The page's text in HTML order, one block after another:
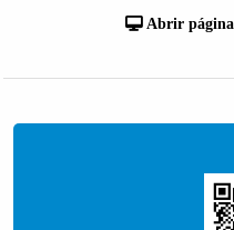
Abrir página